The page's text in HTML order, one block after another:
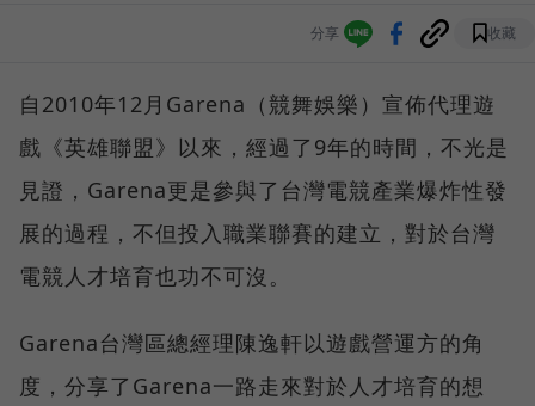
分享 收藏
自2010年12月Garena（競舞娛樂）宣佈代理遊
戲《英雄聯盟》以來，經過了9年的時間，不光是
見證，Garena更是參與了台灣電競產業爆炸性發
展的過程，不但投入職業聯賽的建立，對於台灣
電競人才培育也功不可沒。
Garena台灣區總經理陳逸軒以遊戲營運方的角
度，分享了Garena一路走來對於人才培育的想